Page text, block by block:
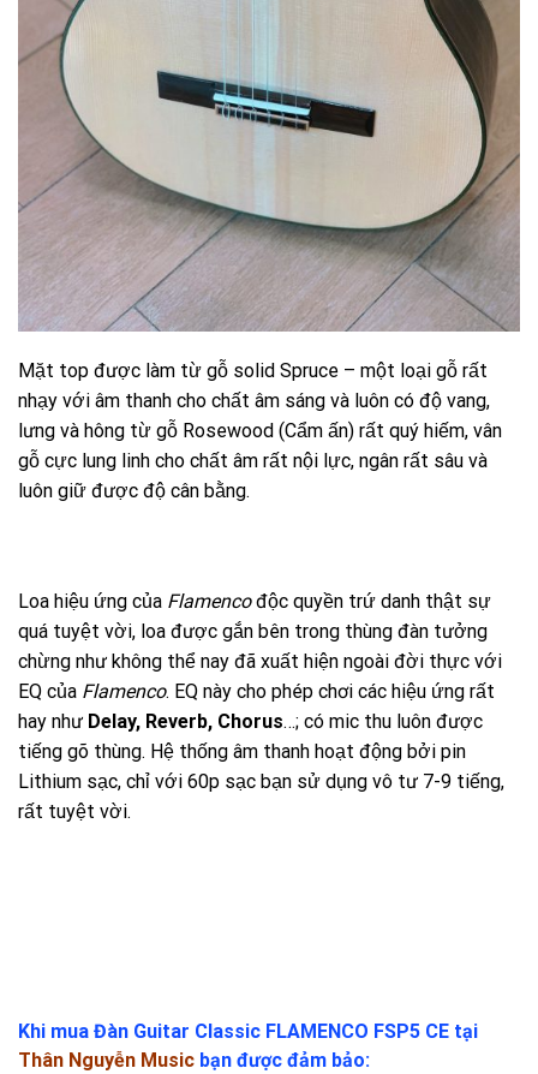
Mặt top được làm từ gỗ solid Spruce – một loại gỗ rất
nhạy với âm thanh cho chất âm sáng và luôn có độ vang,
lưng và hông từ gỗ Rosewood (Cẩm ấn) rất quý hiếm, vân
gỗ cực lung linh cho chất âm rất nội lực, ngân rất sâu và
luôn giữ được độ cân bằng.
Loa hiệu ứng của Flamencođộc quyền trứ danh thật sự
quá tuyệt vời, loa được gắn bên trong thùng đàn tưởng
chừng như không thể nay đã xuất hiện ngoài đời thực với
EQ của Flamenco. EQ này cho phép chơi các hiệu ứng rất
hay như Delay, Reverb, Chorus…; có mic thu luôn được
tiếng gõ thùng. Hệ thống âm thanh hoạt động bởi pin
Lithium sạc, chỉ với 60p sạc bạn sử dụng vô tư 7-9 tiếng,
rất tuyệt vời.
Khi mua Đàn Guitar Classic FLAMENCO FSP5 CE tại
Thân Nguyễn Music bạn được đảm bảo: